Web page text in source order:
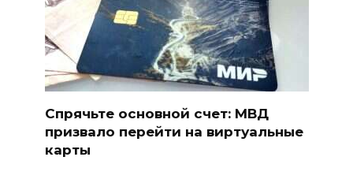
Спрячьте основной счет: МВД
призвало перейти на виртуальные
карты